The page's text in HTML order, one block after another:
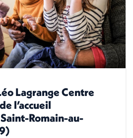
Lagrange Centre
l’accueil
Romain-au-